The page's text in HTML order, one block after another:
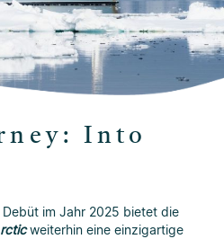
Into
im Jahr 2025 bietet die
weiterhin eine einzigartige